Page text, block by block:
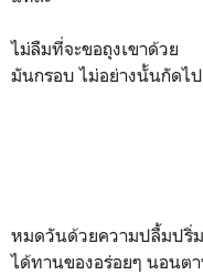
ไม่ลืมที่จะขอถุงเขาด้วย
มันกรอบ ไม่อย่างนั้นกัดไ
หมดวันด้วยความปลื้มปริ่ม
ได้ทานของอร่อยๆ นอนต